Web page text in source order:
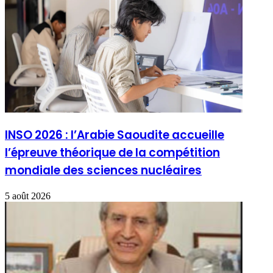
INSO 2026 : l’Arabie Saoudite accueille
l’épreuve théorique de la compétition
mondiale des sciences nucléaires
5 août 2026